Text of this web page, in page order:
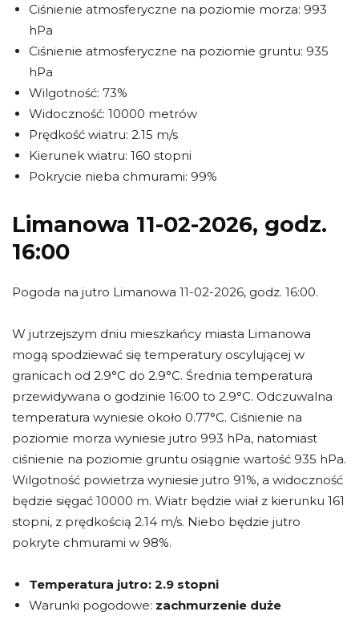
Ciśnienie atmosferyczne na poziomie morza: 993
hPa
Ciśnienie atmosferyczne na poziomie gruntu: 935
hPa
Wilgotność: 73%
Widoczność: 10000 metrów
Prędkość wiatru: 2.15 m/s
Kierunek wiatru: 160 stopni
Pokrycie nieba chmurami: 99%
Limanowa 11-02-2026, godz.
16:00
Pogoda na jutro Limanowa 11-02-2026, godz. 16:00.
W jutrzejszym dniu mieszkańcy miasta Limanowa
mogą spodziewać się temperatury oscylującej w
granicach od 2.9°C do 2.9°C. Średnia temperatura
przewidywana o godzinie 16:00 to 2.9°C. Odczuwalna
temperatura wyniesie około 0.77°C. Ciśnienie na
poziomie morza wyniesie jutro 993 hPa, natomiast
ciśnienie na poziomie gruntu osiągnie wartość 935 hPa.
Wilgotność powietrza wyniesie jutro 91%, a widoczność
będzie sięgać 10000 m. Wiatr będzie wiał z kierunku 161
stopni, z prędkością 2.14 m/s. Niebo będzie jutro
pokryte chmurami w 98%.
Temperatura jutro: 2.9 stopni
Warunki pogodowe: zachmurzenie duże